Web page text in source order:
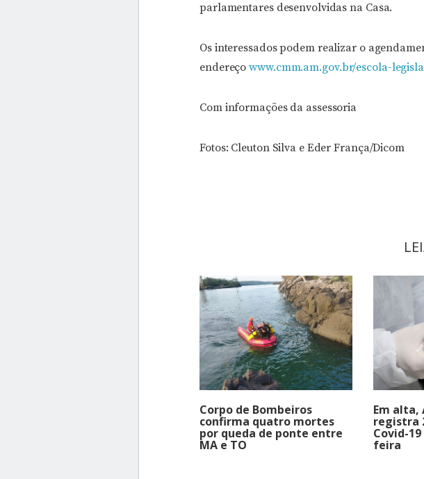
parlamentares desenvolvidas na Casa.
Os interessados podem realizar o
endereçowww.cmm.am.gov.br/escola-
Com informações da assessoria
Fotos: Cleuton Silva e Eder França/Dicom
Corpo de Bombeiros
confirma quatro mortes
por queda de ponte entre
MA e TO
Em alta,
registra
Covid-
feira